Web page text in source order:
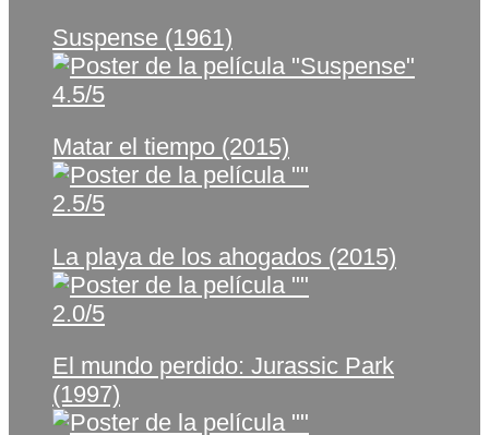
Suspense (1961)
4.5/5
Matar el tiempo (2015)
2.5/5
La playa de los ahogados (2015)
2.0/5
El mundo perdido: Jurassic Park
(1997)